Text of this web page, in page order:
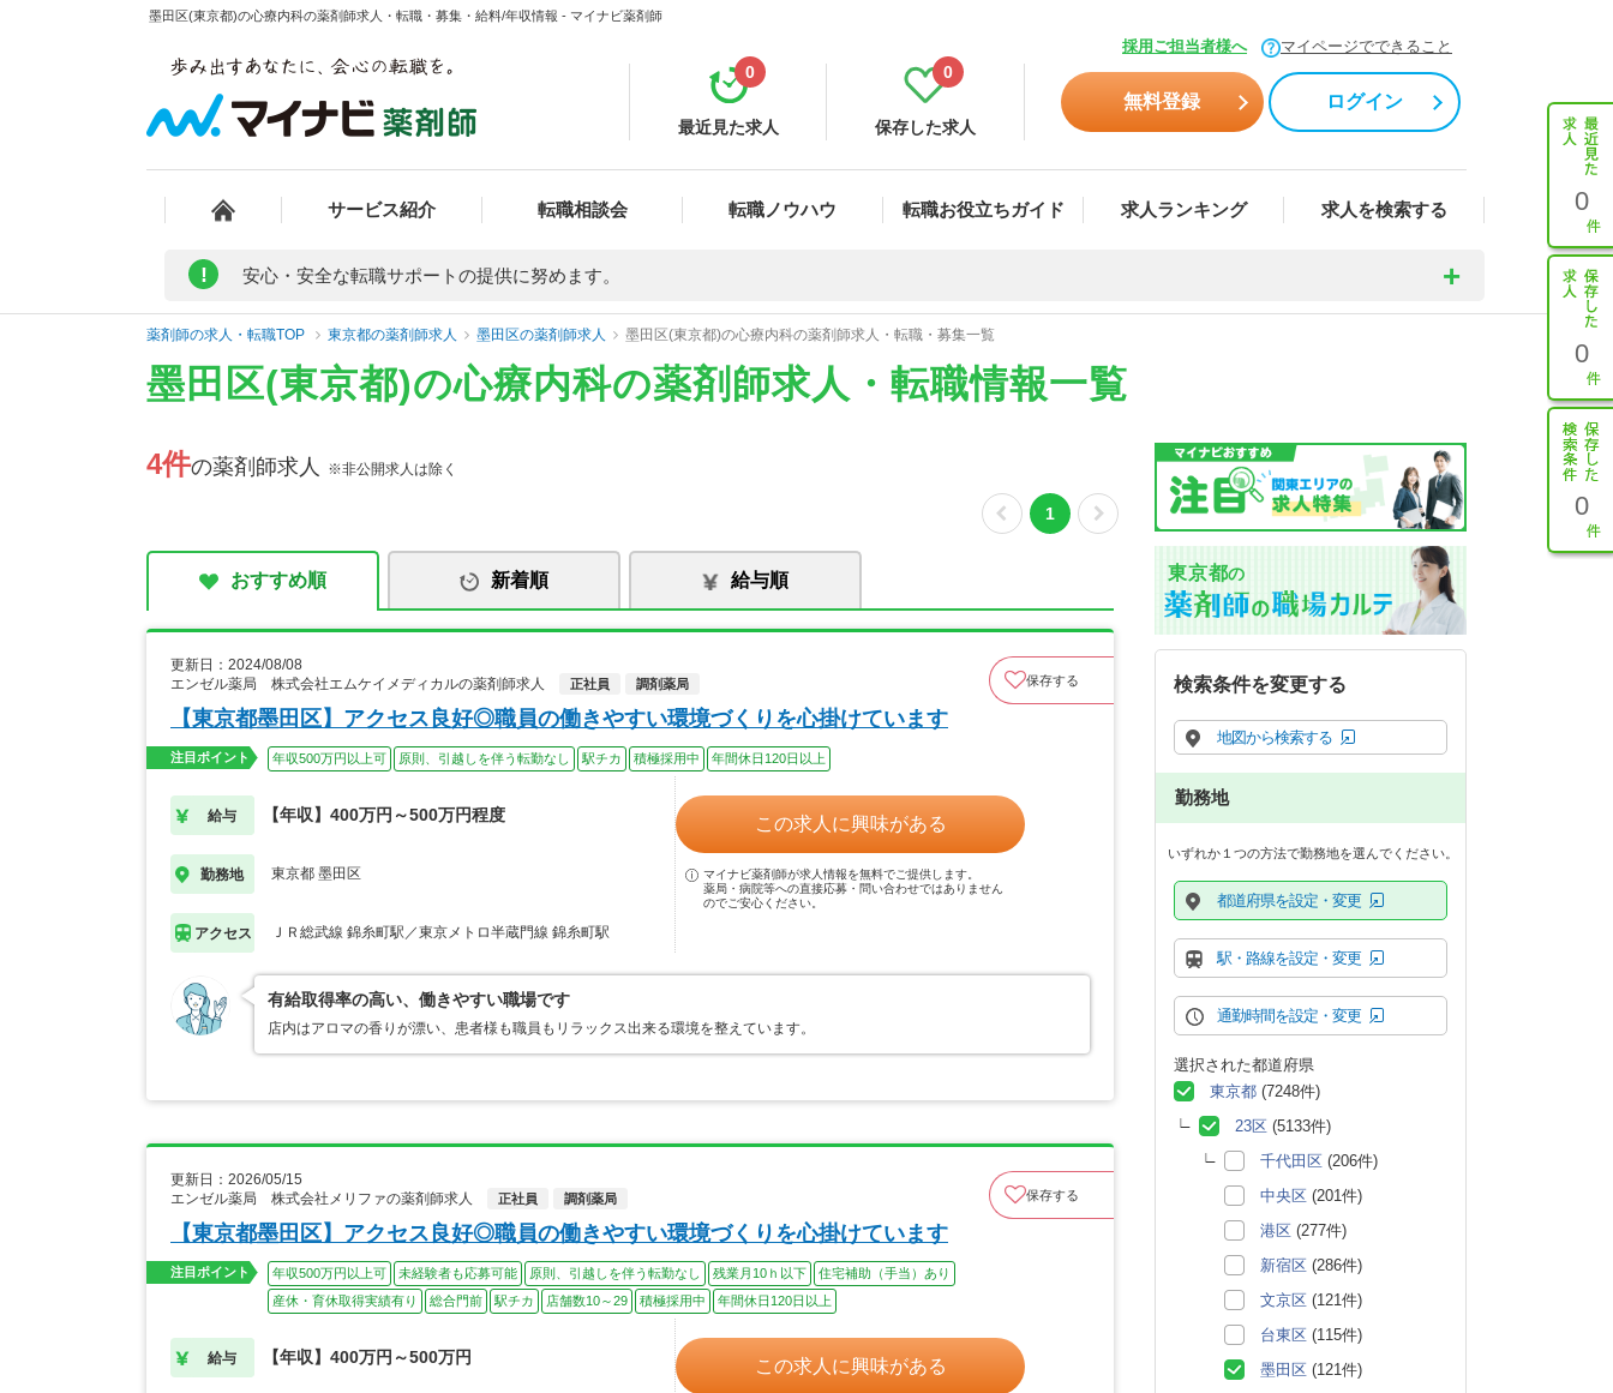
墨田区(東京都)の心療内科の薬剤師求人・転職・募集・給料/年収情報 - マイナビ薬剤師
採用ご担当者様へ マイページでできること
最近見た求人
0
保存した求人
0
無料登録 ログイン
サービス紹介 転職相談会 転職ノウハウ 転職お役立ちガイド 求人ランキング 求人を検索する 0
0
0
! 安心・安全な転職サポートの提供に努めます。
薬剤師の求人・転職TOP 東京都の薬剤師求人 墨田区の薬剤師求人 墨田区(東京都)の心療内科の薬剤師求人・転職・募集一覧
墨田区(東京都)の心療内科の薬剤師求人・転職情報一覧
4件の薬剤師求人 ※非公開求人は除く
1
おすすめ順 新着順 給与順
更新日：2024/08/08
エンゼル薬局 株式会社エムケイメディカルの薬剤師求人
正社員 調剤薬局 保存する
【東京都墨田区】アクセス良好◎職員の働きやすい環境づくりを心掛けています
注目ポイント 年収500万円以上可 原則、引越しを伴う転勤なし 駅チカ 積極採用中 年間休日120日以上
給与 【年収】400万円～500万円程度
勤務地 東京都 墨田区
アクセス ＪＲ総武線 錦糸町駅／東京メトロ半蔵門線 錦糸町駅
この求人に興味がある
マイナビ薬剤師が求人情報を無料でご提供します。
薬局・病院等への直接応募・問い合わせではありません
のでご安心ください。
有給取得率の高い、働きやすい職場です
店内はアロマの香りが漂い、患者様も職員もリラックス出来る環境を整えています。
更新日：2026/05/15
エンゼル薬局 株式会社メリファの薬剤師求人
正社員 調剤薬局 保存する
【東京都墨田区】アクセス良好◎職員の働きやすい環境づくりを心掛けています
注目ポイント 年収500万円以上可 未経験者も応募可能 原則、引越しを伴う転勤なし 残業月10ｈ以下
住宅補助（手当）あり
産休・育休取得実績有り
総合門前 駅チカ 店舗数10～29 積極採用中 年間休日120日以上
給与 【年収】400万円～500万円 この求人に興味がある
東京都の
検索条件を変更する
地図から検索する
勤務地
いずれか１つの方法で勤務地を選んでください。
都道府県を設定・変更
駅・路線を設定・変更
通勤時間を設定・変更
選択された都道府県
東京都 (7248件)
23区 (5133件)
千代田区 (206件)
中央区 (201件)
港区 (277件)
新宿区 (286件)
文京区 (121件)
台東区 (115件)
墨田区 (121件)